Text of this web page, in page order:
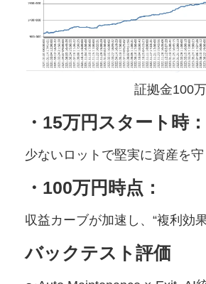
証拠金100
・15万円スタート時：
少ないロットで堅実に資産を守
・100万円時点：
収益カーブが加速し、“複利効
バックテスト評価